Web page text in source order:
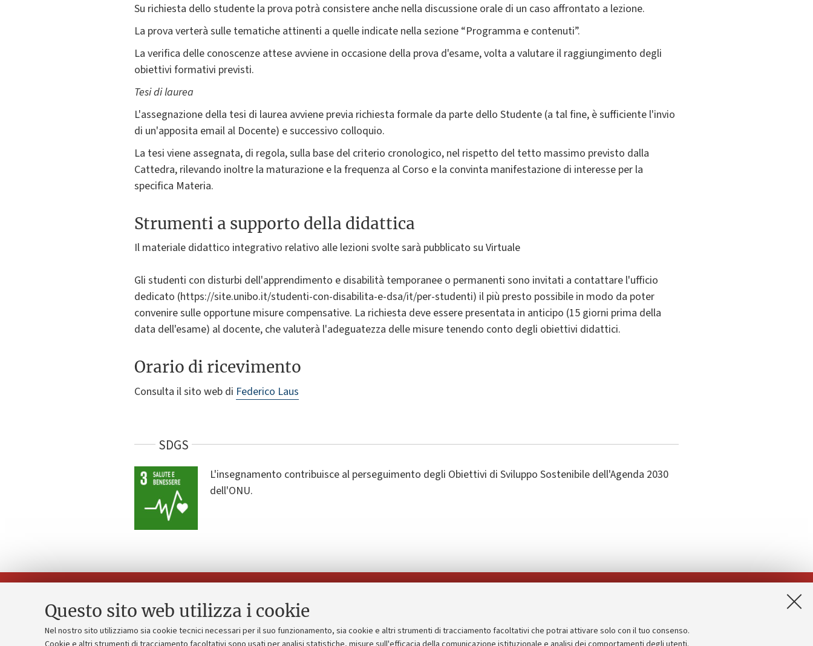
Questo sito web utilizza i cookie
Nel nostro sito utilizziamo sia cookie tecnici necessari per il suo funzionamento, sia cookie e altri strumenti di tracciamento facoltativi che potrai attivare solo con il tuo consenso.
Su richiesta dello studente la prova potrà consistere anche nella discussione orale di un caso affrontato a lezione.
La prova verterà sulle tematiche attinenti a quelle indicate nella sezione “Programma e contenuti”.
La verifica delle conoscenze attese avviene in occasione della prova d'esame, volta a valutare il raggiungimento degli
obiettivi formativi previsti.
Tesi di laurea
L'assegnazione della tesi di laurea avviene previa richiesta formale da parte dello Studente (a tal fine, è sufficiente l'invio
di un'apposita email al Docente) e successivo colloquio.
La tesi viene assegnata, di regola, sulla base del criterio cronologico, nel rispetto del tetto massimo previsto dalla
Cattedra, rilevando inoltre la maturazione e la frequenza al Corso e la convinta manifestazione di interesse per la
specifica Materia.
Strumenti a supporto della didattica
Il materiale didattico integrativo relativo alle lezioni svolte sarà pubblicato su Virtuale
Gli studenti con disturbi dell'apprendimento e disabilità temporanee o permanenti sono invitati a contattare l'ufficio
dedicato (https://site.unibo.it/studenti-con-disabilita-e-dsa/it/per-studenti) il più presto possibile in modo da poter
convenire sulle opportune misure compensative. La richiesta deve essere presentata in anticipo (15 giorni prima della
data dell'esame) al docente, che valuterà l'adeguatezza delle misure tenendo conto degli obiettivi didattici.
Orario di ricevimento
Consulta il sito web di Federico Laus
SDGS
L'insegnamento contribuisce al perseguimento degli Obiettivi di Sviluppo Sostenibile dell'Agenda 2030
dell'ONU.
Piano strategico Bandi, gare e concorsi Informazioni sul sito e accessibilità